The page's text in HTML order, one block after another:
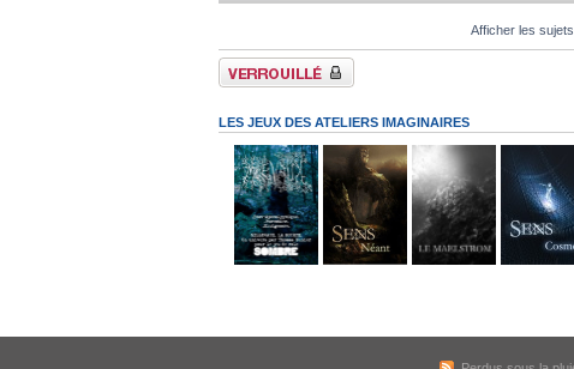
Afficher les
Forum verrouillé
LES JEUX DES ATELIERS IMAGINAIRES